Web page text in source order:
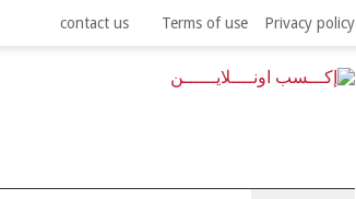
Privacy policy
Terms of use
contact us